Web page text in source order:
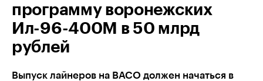
программу воронежских
Ил-96-400М в 50 млрд
рублей
Выпуск лайнеров на ВАСО должен начаться в